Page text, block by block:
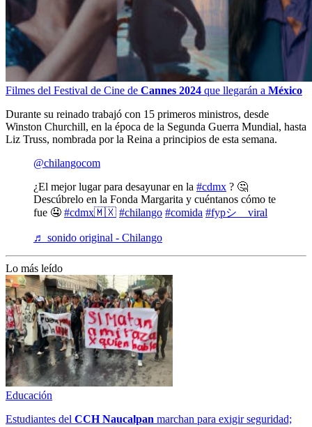
Filmes del Festival de Cine de Cannes 2024 que llegarán a México
Durante su reinado trabajó con 15 primeros ministros, desde
Winston Churchill, en la época de la Segunda Guerra Mundial, hasta
Liz Truss, nombrada por la Reina a principios de esta semana.
@chilangocom
¿El mejor lugar para desayunar en la #cdmx ? 🤔
Descúbrelo en la Fonda Margarita y cuéntanos cómo te
fue 🤤 #cdmx🇲🇽 #chilango #comida #fypシ゚viral
♬ sonido original - Chilango
Lo más leído
Educación
Estudiantes del CCH Naucalpan marchan para exigir seguridad;